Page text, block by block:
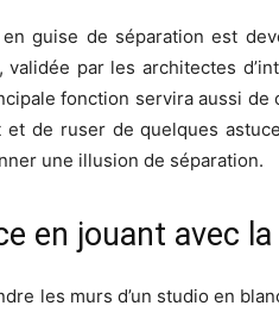
guise de séparation est
validée par les architectes
fonction servira aussi
et de ruser de quelques
une illusion de séparation.
en jouant avec
les murs d’un studio en